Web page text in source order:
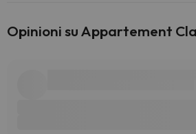
Opinioni su Appartement